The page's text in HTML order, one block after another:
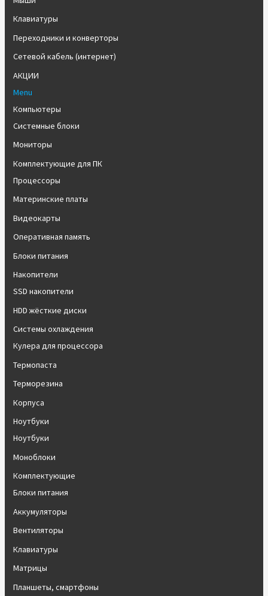
Клавиатуры
Переходники и конверторы
Сетевой кабель (интернет)
АКЦИИ
Menu
Компьютеры
Системные блоки
Мониторы
Комплектующие для ПК
Процессоры
Материнские платы
Видеокарты
Оперативная память
Блоки питания
Накопители
SSD накопители
HDD жёсткие диски
Системы охлаждения
Кулера для процессора
Термопаста
Терморезина
Корпуса
Ноутбуки
Ноутбуки
Моноблоки
Комплектующие
Блоки питания
Аккумуляторы
Вентиляторы
Клавиатуры
Матрицы
Планшеты, смартфоны